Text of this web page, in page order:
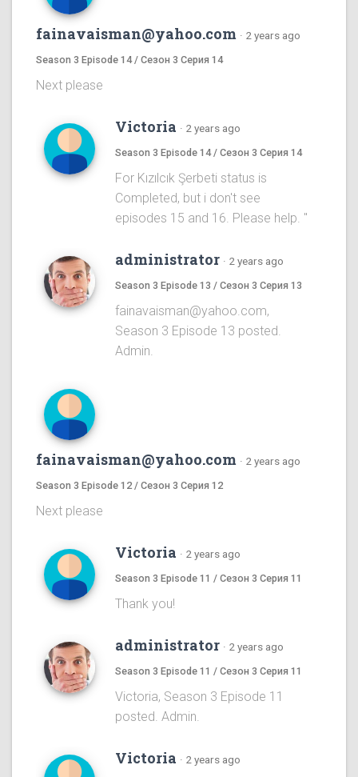
fainavaisman@yahoo.com · 2 years ago
Season 3 Episode 14 / Сезон 3 Серия 14
Next please
Victoria · 2 years ago
Season 3 Episode 14 / Сезон 3 Серия 14
For Kızılcık Şerbeti status is
Completed, but i don't see
episodes 15 and 16. Please help. "
administrator · 2 years ago
Season 3 Episode 13 / Сезон 3 Серия 13
fainavaisman@yahoo.com,
Season 3 Episode 13 posted.
Admin.
fainavaisman@yahoo.com · 2 years ago
Season 3 Episode 12 / Сезон 3 Серия 12
Next please
Victoria · 2 years ago
Season 3 Episode 11 / Сезон 3 Серия 11
Thank you!
administrator · 2 years ago
Season 3 Episode 11 / Сезон 3 Серия 11
Victoria, Season 3 Episode 11
posted. Admin.
Victoria · 2 years ago